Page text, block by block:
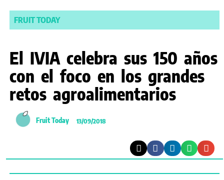
FRUIT TODAY
El IVIA celebra sus 150 años
con el foco en los grandes
retos agroalimentarios
Fruit Today 13/09/2018